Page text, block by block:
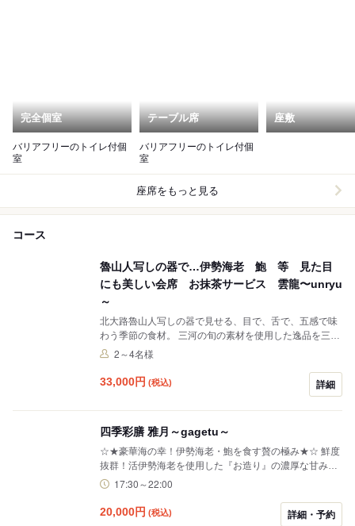
完全個室
バリアフリーのトイレ付個
室
テーブル席
バリアフリーのトイレ付個
室
座敷
座席をもっと見る
コース
魯山人写しの器で…伊勢海老 鮑 等 見た目
にも美しい会席 お抹茶サービス 雲龍〜unryu
～
北大路魯山人写しの器で見せる、目で、舌で、五感で味
わう季節の食材。 三河の旬の素材を使用した逸品を三河
湾一望の個室でお楽しみ下さい。 大切なご接待・おもて
特典：加藤隆生（安加比古窯）の茶碗でお抹茶を振舞い
2～4名様
33,000円 (税込) 詳細
四季彩膳 雅月～gagetu～
☆★豪華海の幸！伊勢海老・鮑を食す贅の極み★☆ 鮮度
抜群！活伊勢海老を使用した『お造り』の濃厚な甘み、
コリコリとした食感と凝縮された旨みを堪能する『鮑の
17:30～22:00
20,000円 (税込) 詳細・予約